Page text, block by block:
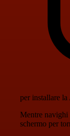
per installare
Mentre navighi
schermo per